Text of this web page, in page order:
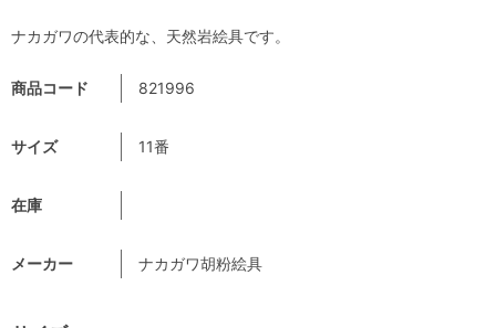
商品コード 821996
サイズ 11番
在庫
メーカー ナカガワ胡粉絵具
ナカガワの代表的な、天然岩絵具です。